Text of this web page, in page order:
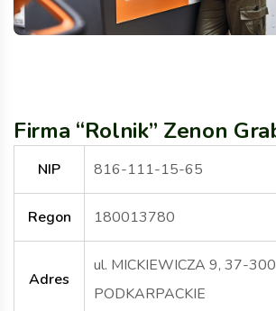
Firma “Rolnik” Zenon
NIP 816-111-15-65
Regon 180013780
Adres
ul. MICKIEWICZA 9, 37-
PODKARPACKIE